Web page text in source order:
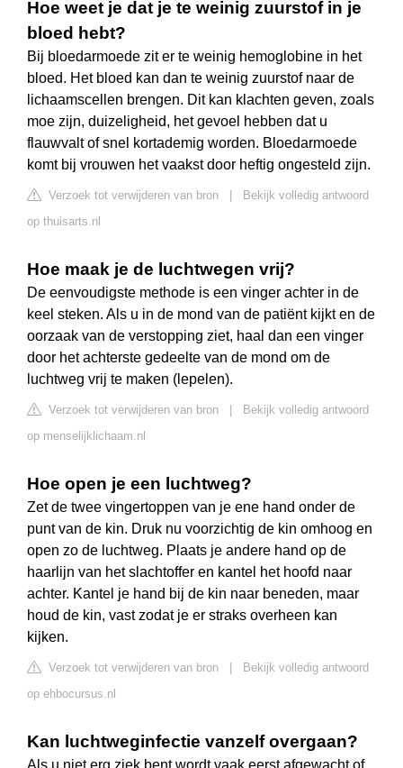
Hoe weet je dat je te weinig zuurstof in je
bloed hebt?
Bij bloedarmoede zit er te weinig hemoglobine in het
bloed. Het bloed kan dan te weinig zuurstof naar de
lichaamscellen brengen. Dit kan klachten geven, zoals
moe zijn, duizeligheid, het gevoel hebben dat u
flauwvalt of snel kortademig worden. Bloedarmoede
komt bij vrouwen het vaakst door heftig ongesteld zijn.
Verzoek tot verwijderen van bron
Bekijk volledig antwoord
op thuisarts.nl
Hoe maak je de luchtwegen vrij?
De eenvoudigste methode is een vinger achter in de
keel steken. Als u in de mond van de patiënt kijkt en de
oorzaak van de verstopping ziet, haal dan een vinger
door het achterste gedeelte van de mond om de
luchtweg vrij te maken (lepelen).
Verzoek tot verwijderen van bron
Bekijk volledig antwoord
op menselijklichaam.nl
Hoe open je een luchtweg?
Zet de twee vingertoppen van je ene hand onder de
punt van de kin. Druk nu voorzichtig de kin omhoog en
open zo de luchtweg. Plaats je andere hand op de
haarlijn van het slachtoffer en kantel het hoofd naar
achter. Kantel je hand bij de kin naar beneden, maar
houd de kin, vast zodat je er straks overheen kan
kijken.
Verzoek tot verwijderen van bron
Bekijk volledig antwoord
op ehbocursus.nl
Kan luchtweginfectie vanzelf overgaan?